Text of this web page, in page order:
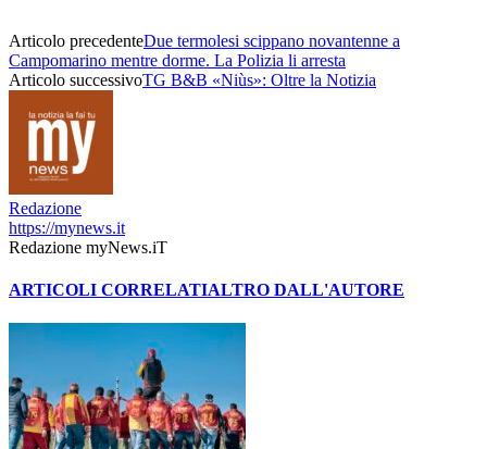
Articolo precedenteDue termolesi scippano novantenne a
Campomarino mentre dorme. La Polizia li arresta
Articolo successivoTG B&B «Niùs»: Oltre la Notizia
Redazione
https://mynews.it
Redazione myNews.iT
ARTICOLI CORRELATIALTRO DALL'AUTORE